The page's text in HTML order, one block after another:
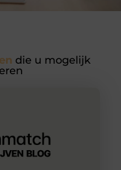
die u mogelijk